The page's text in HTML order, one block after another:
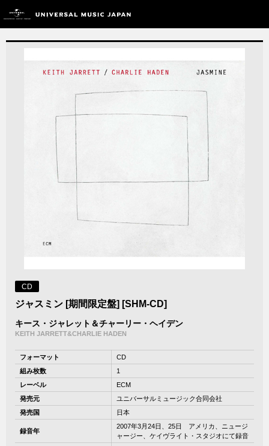
CD
ジャスミン [期間限定盤] [SHM-CD]
キース・ジャレット＆チャーリー・ヘイデン
KEITH JARRETT&CHARLIE HADEN
フォーマット
CD
組み枚数
1
レーベル
ECM
発売元
ユニバーサルミュージック合同会社
発売国
日本
録音年
2007年3月24日、25日 アメリカ、ニュージ
ャージー、ケイヴライト・スタジオにて録音